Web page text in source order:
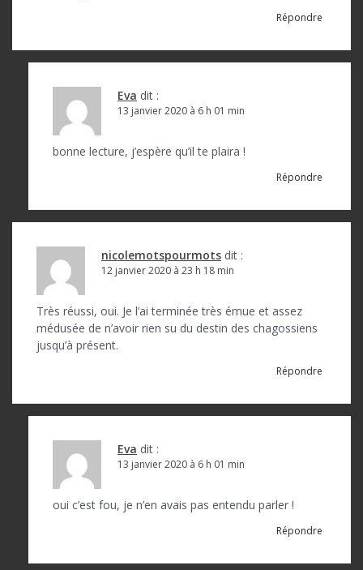
Répondre
Eva dit :
13 janvier 2020 à 6 h 01 min
bonne lecture, j’espère qu’il te plaira !
Répondre
nicolemotspourmots dit :
12 janvier 2020 à 23 h 18 min
Très réussi, oui. Je l’ai terminée très émue et assez
médusée de n’avoir rien su du destin des chagossiens
jusqu’à présent.
Répondre
Eva dit :
13 janvier 2020 à 6 h 01 min
oui c’est fou, je n’en avais pas entendu parler !
Répondre